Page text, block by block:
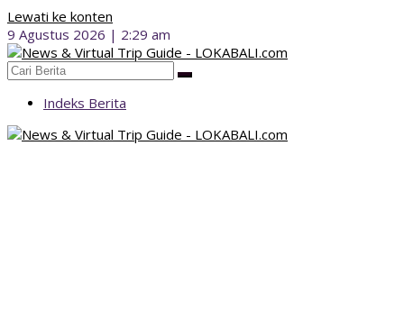
Lewati ke konten
9 Agustus 2026 | 2:29 am
Indeks Berita